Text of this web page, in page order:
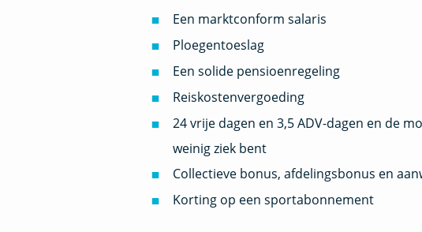
Een marktconform salaris
Ploegentoeslag
Een solide pensioenregeling
Reiskostenvergoeding
24 vrije dagen en 3,5 ADV-dagen en de
weinig ziek bent
Collectieve bonus, afdelingsbonus en
Korting op een sportabonnement